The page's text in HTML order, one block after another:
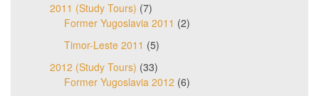
2011 (Study Tours) (7)
Former Yugoslavia 2011 (2)
Timor-Leste 2011 (5)
2012 (Study Tours) (33)
Former Yugoslavia 2012 (6)